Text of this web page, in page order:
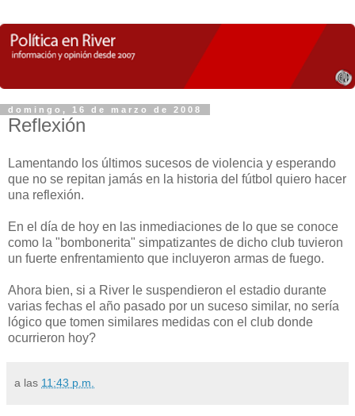
domingo, 16 de marzo de 2008
Reflexión
Lamentando los últimos sucesos de violencia y esperando
que no se repitan jamás en la historia del fútbol quiero hacer
una reflexión.
En el día de hoy en las inmediaciones de lo que se conoce
como la "bombonerita" simpatizantes de dicho club tuvieron
un fuerte enfrentamiento que incluyeron armas de fuego.
Ahora bien, si a River le suspendieron el estadio durante
varias fechas el año pasado por un suceso similar, no sería
lógico que tomen similares medidas con el club donde
ocurrieron hoy?
a las 11:43 p.m.